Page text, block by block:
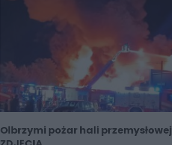
Olbrzymi pożar hali